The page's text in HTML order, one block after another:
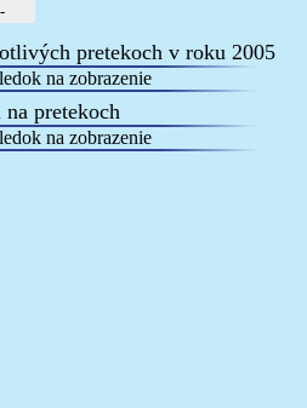
-
pretekoch v roku 2005
na zobrazenie
pretekoch
na zobrazenie